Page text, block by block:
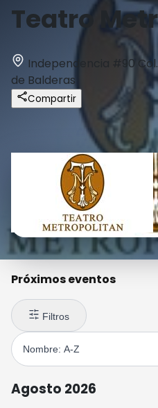
Teatro
Independencia #90
de Balderas
Compartir
Próximos eventos
Filtros
Agosto 2026